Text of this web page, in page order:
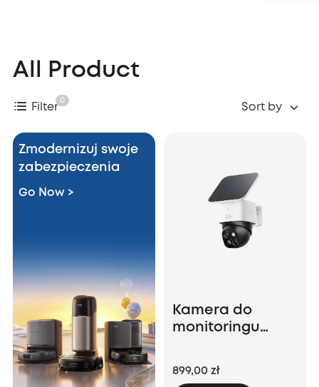
All Product
Filter
0
Sort by
Zmodernizuj swoje
zabezpieczenia
Go Now >
Kamera do
monitoringu
899,00 zł